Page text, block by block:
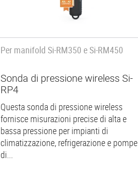
Per manifold Si-RM350 e Si-RM450
Sonda di pressione wireless Si-
RP4
Questa sonda di pressione wireless
fornisce misurazioni precise di alta e
bassa pressione per impianti di
climatizzazione, refrigerazione e pompe
di...